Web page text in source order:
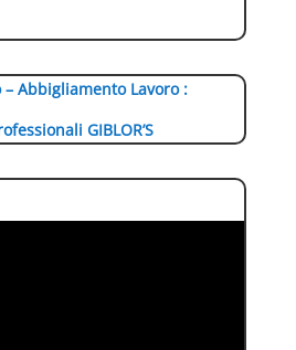
– Abbigliamento Lavoro :
GIBLOR’S